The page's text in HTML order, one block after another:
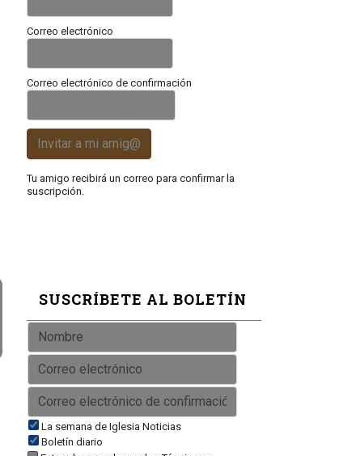
Correo electrónico
Correo electrónico de confirmación
Invitar a mi amig@
Tu amigo recibirá un correo para confirmar la
suscripción.
SUSCRÍBETE AL BOLETÍN
La semana de Iglesia Noticias
Boletín diario